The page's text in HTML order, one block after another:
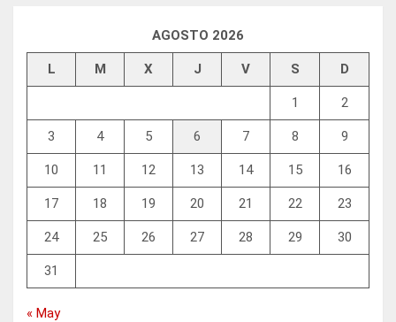
AGOSTO 2026
L M X J V S D
1 2
3 4 5 6 7 8 9
10 11 12 13 14 15 16
17 18 19 20 21 22 23
24 25 26 27 28 29 30
31
« May